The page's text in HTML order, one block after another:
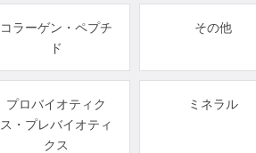
コラーゲン・ペプチ
ド
その他
プロバイオティク
ス・プレバイオティ
クス
ミネラル